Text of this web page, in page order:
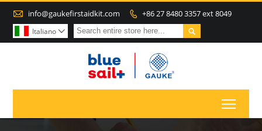
 info@gaukefirstaidkit.com  +86 27 8480 3357 ext 8049

Italiano 